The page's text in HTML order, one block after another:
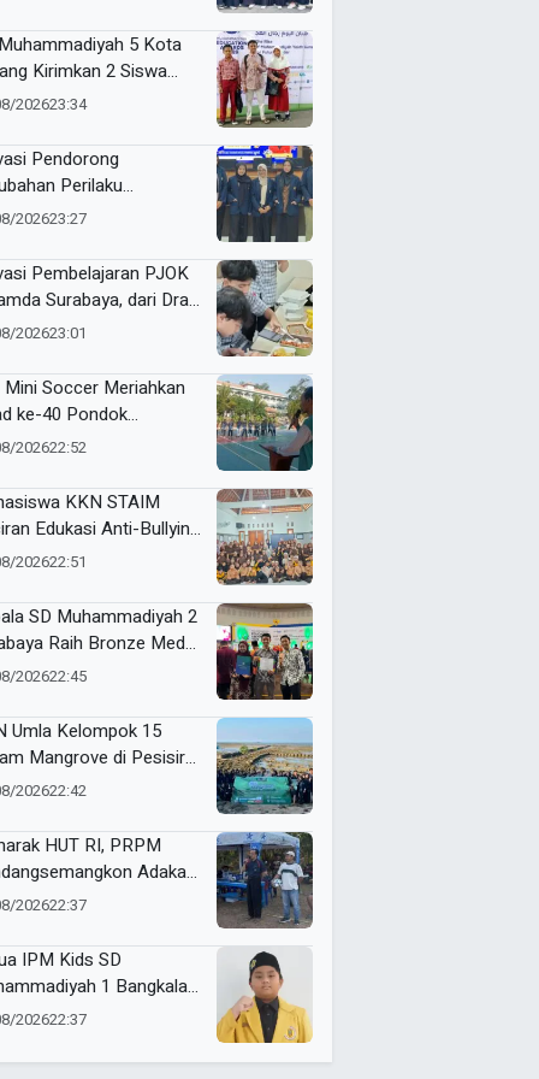
5 Kota
Kirimkan 2 Siswa
ke ME Award
202623:34
Pendorong
Perilaku
Manis Penderita
202623:27
Pembelajaran PJOK
Surabaya, dari Draf
hingga Lahirkan Modul
202623:01
Mini Soccer Meriahkan
ke-40 Pondok
Al-Ishlah
202622:52
KKN STAIM
Edukasi Anti-Bullying
Tamanprijek,
202622:51
SD Muhammadiyah 2
Raih Bronze Medal
Award 2026
202622:45
Umla Kelompok 15
Mangrove di Pesisir
Dorong Warga Jaga
202622:42
HUT RI, PRPM
Adakan
Kemerdekaan 2026
202622:37
IPM Kids SD
1 Bangkalan
Gold Medal ME Award
202622:37